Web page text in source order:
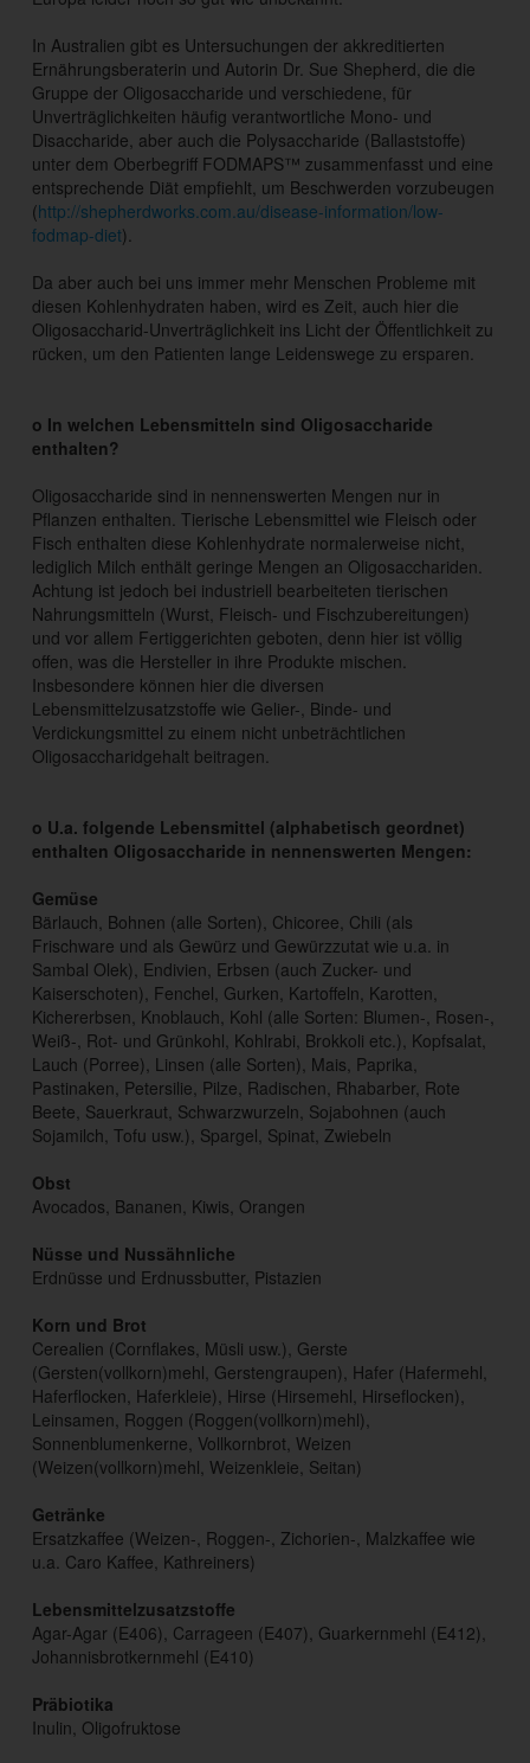
In Australien gibt es Untersuchungen der akkreditierten
Ernährungsberaterin und Autorin Dr. Sue Shepherd, die die
Gruppe der Oligosaccharide und verschiedene, für
Unverträglichkeiten häufig verantwortliche Mono- und
Disaccharide, aber auch die Polysaccharide (Ballaststoffe)
unter dem Oberbegriff FODMAPS™ zusammenfasst und eine
entsprechende Diät empfiehlt, um Beschwerden vorzubeugen
(http://shepherdworks.com.au/disease-information/low-
fodmap-diet).
Da aber auch bei uns immer mehr Menschen Probleme mit
diesen Kohlenhydraten haben, wird es Zeit, auch hier die
Oligosaccharid-Unverträglichkeit ins Licht der Öffentlichkeit zu
rücken, um den Patienten lange Leidenswege zu ersparen.
o In welchen Lebensmitteln sind Oligosaccharide
enthalten?
Oligosaccharide sind in nennenswerten Mengen nur in
Pflanzen enthalten. Tierische Lebensmittel wie Fleisch oder
Fisch enthalten diese Kohlenhydrate normalerweise nicht,
lediglich Milch enthält geringe Mengen an Oligosacchariden.
Achtung ist jedoch bei industriell bearbeiteten tierischen
Nahrungsmitteln (Wurst, Fleisch- und Fischzubereitungen)
und vor allem Fertiggerichten geboten, denn hier ist völlig
offen, was die Hersteller in ihre Produkte mischen.
Insbesondere können hier die diversen
Lebensmittelzusatzstoffe wie Gelier-, Binde- und
Verdickungsmittel zu einem nicht unbeträchtlichen
Oligosaccharidgehalt beitragen.
o U.a. folgende Lebensmittel (alphabetisch geordnet)
enthalten Oligosaccharide in nennenswerten Mengen:
Gemüse
Bärlauch, Bohnen (alle Sorten), Chicoree, Chili (als
Frischware und als Gewürz und Gewürzzutat wie u.a. in
Sambal Olek), Endivien, Erbsen (auch Zucker- und
Kaiserschoten), Fenchel, Gurken, Kartoffeln, Karotten,
Kichererbsen, Knoblauch, Kohl (alle Sorten: Blumen-, Rosen-,
Weiß-, Rot- und Grünkohl, Kohlrabi, Brokkoli etc.), Kopfsalat,
Lauch (Porree), Linsen (alle Sorten), Mais, Paprika,
Pastinaken, Petersilie, Pilze, Radischen, Rhabarber, Rote
Beete, Sauerkraut, Schwarzwurzeln, Sojabohnen (auch
Sojamilch, Tofu usw.), Spargel, Spinat, Zwiebeln
Obst
Avocados, Bananen, Kiwis, Orangen
Nüsse und Nussähnliche
Erdnüsse und Erdnussbutter, Pistazien
Korn und Brot
Cerealien (Cornflakes, Müsli usw.), Gerste
(Gersten(vollkorn)mehl, Gerstengraupen), Hafer (Hafermehl,
Haferflocken, Haferkleie), Hirse (Hirsemehl, Hirseflocken),
Leinsamen, Roggen (Roggen(vollkorn)mehl),
Sonnenblumenkerne, Vollkornbrot, Weizen
(Weizen(vollkorn)mehl, Weizenkleie, Seitan)
Getränke
Ersatzkaffee (Weizen-, Roggen-, Zichorien-, Malzkaffee wie
u.a. Caro Kaffee, Kathreiners)
Lebensmittelzusatzstoffe
Agar-Agar (E406), Carrageen (E407), Guarkernmehl (E412),
Johannisbrotkernmehl (E410)
Präbiotika
Inulin, Oligofruktose